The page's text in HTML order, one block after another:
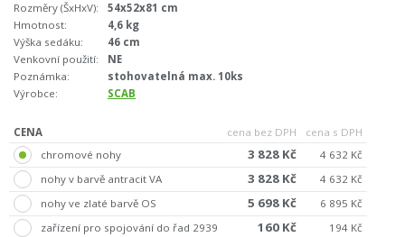
Rozměry (ŠxHxV):
54x52x81 cm
Hmotnost:
4,6 kg
Výška sedáku:
46 cm
Venkovní použití:
NE
Poznámka:
stohovatelná max. 10ks
Výrobce:
SCAB
CENA cena bez DPH
cena s DPH
chromové nohy
3 828 Kč
4 632 Kč
nohy v barvě antracit VA
3 828 Kč
4 632 Kč
nohy ve zlaté barvě OS
5 698 Kč
6 895 Kč
zařízení pro spojování do řad 2939
160 Kč
194 Kč